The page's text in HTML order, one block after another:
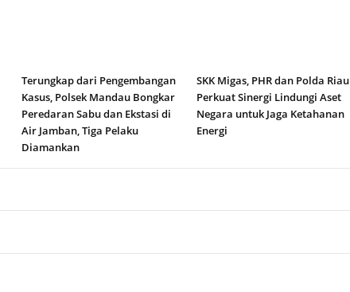
Terungkap dari Pengembangan
Kasus, Polsek Mandau Bongkar
Peredaran Sabu dan Ekstasi di
Air Jamban, Tiga Pelaku
Diamankan
SKK Migas, PHR dan Polda Riau
Perkuat Sinergi Lindungi Aset
Negara untuk Jaga Ketahanan
Energi